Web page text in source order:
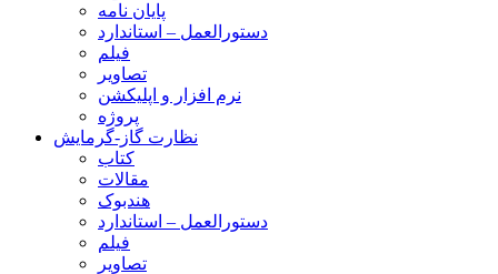
پایان نامه
دستورالعمل – استاندارد
فیلم
تصاویر
نرم افزار و اپلیکشن
پروژه
نظارت گاز-گرمایش
کتاب
مقالات
هندبوک
دستورالعمل – استاندارد
فیلم
تصاویر